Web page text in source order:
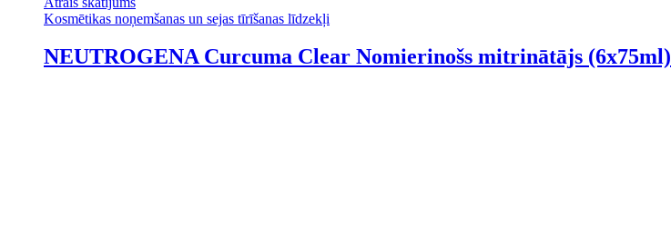
Kosmētikas noņemšanas un sejas tīrīšanas līdzekļi
NEUTROGENA Curcuma Clear Nomierinošs mitrinātājs (6x75ml)